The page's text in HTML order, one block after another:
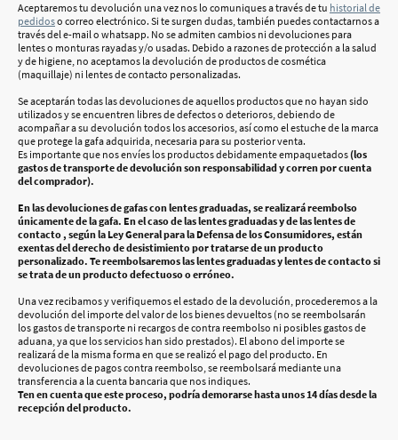
Aceptaremos tu devolución una vez nos lo comuniques a través de tu historial de
pedidoso correo electrónico. Si te surgen dudas, también puedes contactarnos a
través del e-mail o whatsapp. No se admiten cambios ni devoluciones para
lentes o monturas rayadas y/o usadas. Debido a razones de protección a la salud
y de higiene, no aceptamos la devolución de productos de cosmética
(maquillaje) ni lentes de contacto personalizadas.
Se aceptarán todas las devoluciones de aquellos productos que no hayan sido
utilizados y se encuentren libres de defectos o deterioros, debiendo de
acompañar a su devolución todos los accesorios, así como el estuche de la marca
que protege la gafa adquirida, necesaria para su posterior venta.
Es importante que nos envíes los productos debidamente empaquetados(los
gastos de transporte de devolución son responsabilidad y corren por cuenta
del comprador).
En las devoluciones de gafas con lentes graduadas, se realizará reembolso
únicamente de la gafa. En el caso de las lentes graduadas y de las lentes de
contacto , según la Ley General para la Defensa de los Consumidores, están
exentas del derecho de desistimiento por tratarse de un producto
personalizado. Te reembolsaremos las lentes graduadas y lentes de contacto si
se trata de un producto defectuoso o erróneo.
Una vez recibamos y verifiquemos el estado de la devolución, procederemos a la
devolución del importe del valor de los bienes devueltos (no se reembolsarán
los gastos de transporte ni recargos de contra reembolso ni posibles gastos de
aduana, ya que los servicios han sido prestados). El abono del importe se
realizará de la misma forma en que se realizó el pago del producto. En
devoluciones de pagos contra reembolso, se reembolsará mediante una
transferencia a la cuenta bancaria que nos indiques.
Ten en cuenta que este proceso, podría demorarse hasta unos 14 días desde la
recepción del producto.